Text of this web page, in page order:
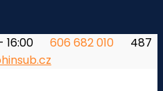
16:00
606 682 010
487